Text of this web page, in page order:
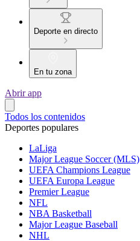
Deporte en directo
En tu zona
Abrir app
Todos los contenidos
Deportes populares
LaLiga
Major League Soccer (MLS)
UEFA Champions League
UEFA Europa League
Premier League
NFL
NBA Basketball
Major League Baseball
NHL